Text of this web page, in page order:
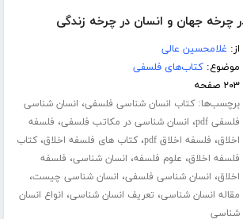
چرخه جهان و انسان در چرخه زندگی
از: غلامحسین عالی
موضوع:کتاب‌های فلسفی
۲۰۳ صفحه
برچسب‌ها:کتاب انسان شناسی فلسفی، انسان شناسی
فلسفی pdf
، انسان شناسی در مکاتب فلسفی، فلسفه
اخلاق، فلسفه اخلاق pdf ،کتاب های فلسفه اخلاق،کتاب
فلسفه اخلاق، علوم فلسفه، انسان شناسی، فلسفه
اخلاق، انسان شناسی فلسفی، انسان شناسی چیست،
مقاله انسان شناسی، تعریف انسان شناسی، انواع انسان
شناسی